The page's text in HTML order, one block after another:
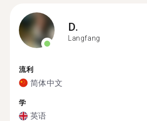
D.
Langfang
流利
简体中文
学
英语